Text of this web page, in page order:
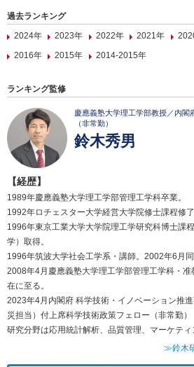
過去ランキング
2024年
2023年 2022年 2021年
2016年
2015年 2014-2015年
ランキング監修
慶應義塾大学理工学部教授／内閣
（非常勤）
鈴木秀男
【経歴】
1989年慶應義塾大学理工学部管理工学科卒業。
1992年ロチェスター大学経営大学院修士課程修了
1996年東京工業大学大学院理工学研究科博士課
学）取得。
1996年筑波大学社会工学系・講師。2002年6月同
2008年4月慶應義塾大学理工学部管理工学科・
在に至る。
2023年4月内閣府 科学技術・イノベーション推
災担当）付上席科学技術政策フェロー（非常勤）
研究分野は応用統計解析、品質管理、マーケティ
≫鈴木